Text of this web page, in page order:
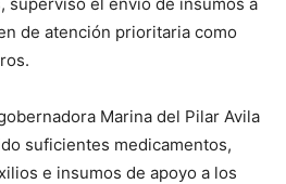
de atención prioritaria como
Marina del Pilar Avila
suficientes medicamentos,
e insumos de apoyo a los